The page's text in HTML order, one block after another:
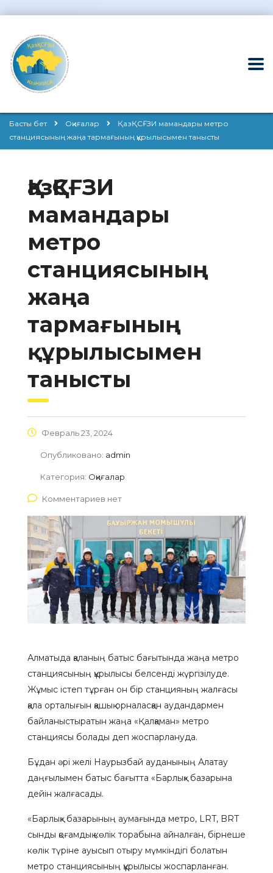
Басты бет Оқиғалар
ҚазҚСҒЗИ мамандары метро
станциясының жаңа тармағының құрылысымен танысты
ҚазҚСҒЗИ
мамандары
метро
станциясының
жаңа
тармағының
құрылысымен
танысты
Февраль 23, 2024
Опубликовано: admin
Категория: Оқиғалар
Комментариев нет
Алматыда қаланың батыс бағытында жаңа метро
станциясының құрылысы белсенді жүргізілуде.
Жұмыс істеп тұрған он бір станцияның жалғасы
қала орталығын қашық орналасқан аудандармен
байланыстыратын жаңа «Қалқаман» метро
станциясы болады деп жоспарлануда.
Бұдан әрі желі Наурызбай ауданының Алатау
даңғылымен батыс бағытта «Барлық» базарына
дейін жалғасады.
«Барлық» базарының аумағында метро, LRT, BRT
сынды қоғамдық көлік торабына айналған, бірнеше
көлік түріне ауысып отыру мүмкіндігі болатын
метро станциясының құрылысы жоспарланған.